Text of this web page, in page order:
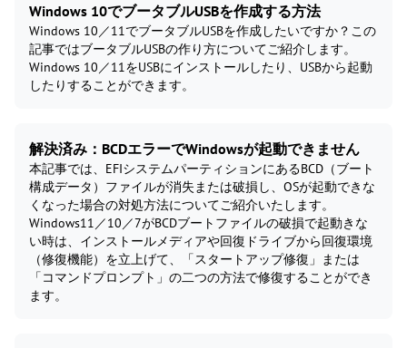
Windows 10でブータブルUSBを作成する方法
Windows 10／11でブータブルUSBを作成したいですか？この
記事ではブータブルUSBの作り方についてご紹介します。
Windows 10／11をUSBにインストールしたり、USBから起動
したりすることができます。
解決済み：BCDエラーでWindowsが起動できません
本記事では、EFIシステムパーティションにあるBCD（ブート
構成データ）ファイルが消失または破損し、OSが起動できな
くなった場合の対処方法についてご紹介いたします。
Windows11／10／7がBCDブートファイルの破損で起動きな
い時は、インストールメディアや回復ドライブから回復環境
（修復機能）を立上げて、「スタートアップ修復」または
「コマンドプロンプト」の二つの方法で修復することができ
ます。